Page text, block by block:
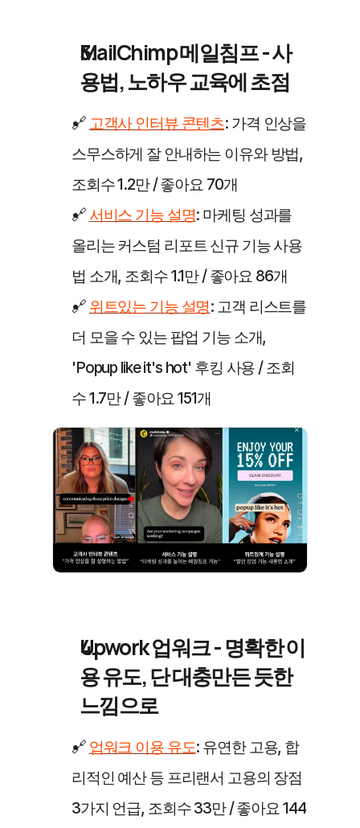
MailChimp 메일침프 - 사
용법, 노하우 교육에 초점
🔗 고객사 인터뷰 콘텐츠: 가격 인상을
스무스하게 잘 안내하는 이유와 방법,
조회수 1.2만 / 좋아요 70개
🔗 서비스 기능 설명: 마케팅 성과를
올리는 커스텀 리포트 신규 기능 사용
법 소개, 조회수 1.1만 / 좋아요 86개
🔗 위트있는 기능 설명: 고객 리스트를
더 모을 수 있는 팝업 기능 소개,
'Popup like it's hot' 후킹 사용 / 조회
수 1.7만 / 좋아요 151개
Upwork 업워크 - 명확한 이
용 유도, 단 대충만든 듯한
느낌으로
🔗 업워크 이용 유도: 유연한 고용, 합
리적인 예산 등 프리랜서 고용의 장점
3가지 언급, 조회수 33만 / 좋아요 144